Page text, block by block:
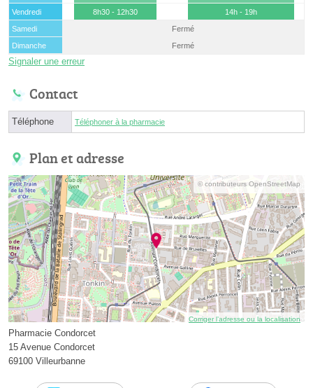
Vendredi
8h30 - 12h30
14h - 19h
Samedi
Fermé
Dimanche
Fermé
Signaler une erreur
Contact
Téléphone Téléphoner à la pharmacie
Plan et adresse
© contributeurs OpenStreetMap
Corriger l’adresse ou la localisation
Pharmacie Condorcet
15 Avenue Condorcet
69100 Villeurbanne